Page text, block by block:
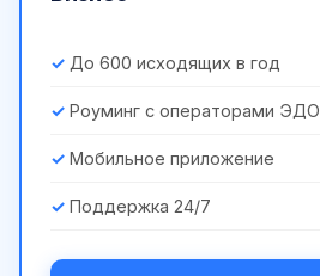
До 600 исходящих в год
Роуминг с операторами ЭДО
Мобильное приложение
Поддержка 24/7